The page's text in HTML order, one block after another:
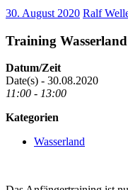
30. August 2020 Ralf
Training Wasserland
Datum/Zeit
Date(s) - 30.08.2020
11:00 - 13:00
Kategorien
Wasserland